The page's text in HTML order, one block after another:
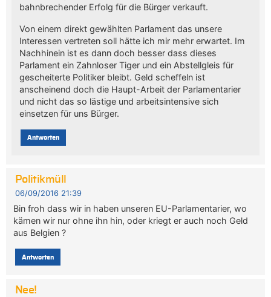
bahnbrechender Erfolg für die Bürger verkauft.
Von einem direkt gewählten Parlament das unsere
Interessen vertreten soll hätte ich mir mehr erwartet. Im
Nachhinein ist es dann doch besser dass dieses
Parlament ein Zahnloser Tiger und ein Abstellgleis für
gescheiterte Politiker bleibt. Geld scheffeln ist
anscheinend doch die Haupt-Arbeit der Parlamentarier
und nicht das so lästige und arbeitsintensive sich
einsetzen für uns Bürger.
Antworten
Politikmüll
06/09/2016 21:39
Bin froh dass wir in haben unseren EU-Parlamentarier, wo
kämen wir nur ohne ihn hin, oder kriegt er auch noch Geld
aus Belgien ?
Antworten
Nee!